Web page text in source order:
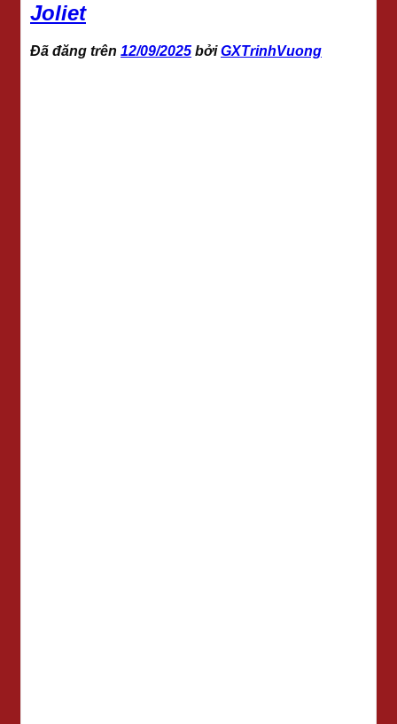
Joliet
Đã đăng trên 12/09/2025 bởiGXTrinhVuong